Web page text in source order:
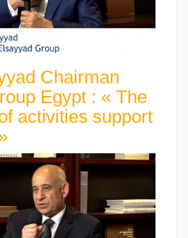
Chairman
Egypt : « The
activities support